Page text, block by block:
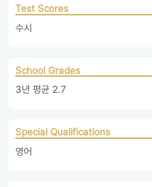
Test Scores
수시
School Grades
3년 평균 2.7
Special Qualifications
영어